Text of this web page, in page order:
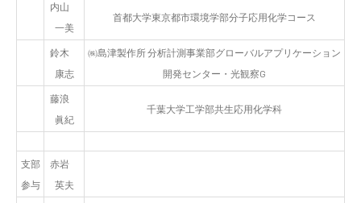
内山
一美
首都大学東京都市環境学部分子応用化学コース
鈴木
康志
㈱島津製作所 分析計測事業部グローバルアプリケーション
開発センター・光観察G
藤浪
眞紀
千葉大学工学部共生応用化学科
支部
参与
赤岩
英夫